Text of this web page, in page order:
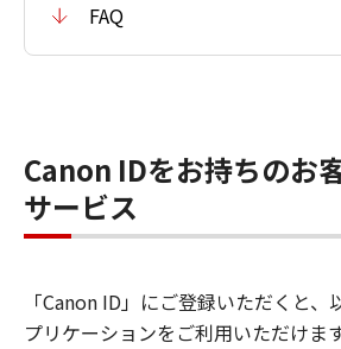
FAQ
Canon IDをお持ちのお
サービス
「Canon ID」にご登録いただくと
プリケーションをご利用いただけます